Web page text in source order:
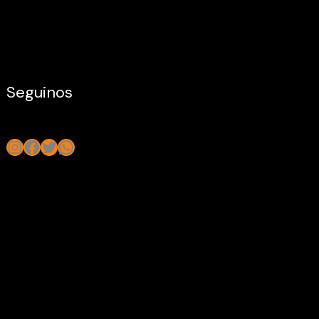
Seguinos
Instagram
Facebook
Twitter
WhatsApp